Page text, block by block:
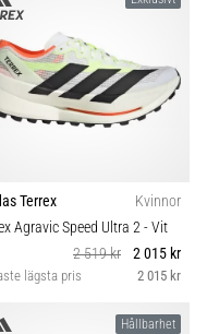
Terrex
Kvinnor
Agravic Speed Ultra 2- Vit
2 519 kr
2 015 kr
lägsta pris 2 015 kr
Hållbarhet